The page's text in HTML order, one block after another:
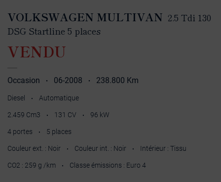
VOLKSWAGEN MULTIVAN 2.5 Tdi 130
DSG Startline 5 places
VENDU
Occasion • 06-2008 • 238.800 Km
Diesel • Automatique
2.459 Cm3 • 131 CV • 96 kW
4 portes • 5 places
Couleur ext. : Noir • Couleur int. : Noir • Intérieur : Tissu
CO2 : 259 g /km • Classe émissions : Euro 4